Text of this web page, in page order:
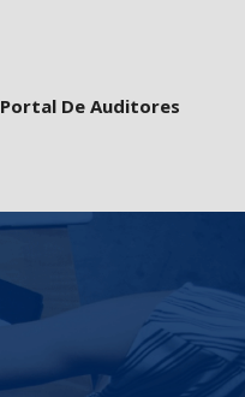
Portal De Auditore